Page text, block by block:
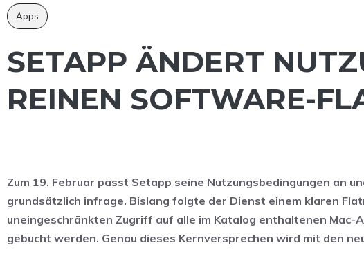
Apps
SETAPP ÄNDERT
REINEN SOFTWARE-
Zum 19. Februar passt Setapp seine Nutzungsbedingungen an
grundsätzlich infrage. Bislang folgte der Dienst einem klaren
uneingeschränkten Zugriff auf alle im Katalog enthaltenen
gebucht werden. Genau dieses Kernversprechen wird mit den